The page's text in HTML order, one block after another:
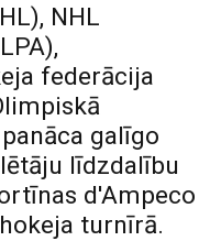
NHL
federācija
galīgo
līdzdalību
d'Ampeco
turnīrā.